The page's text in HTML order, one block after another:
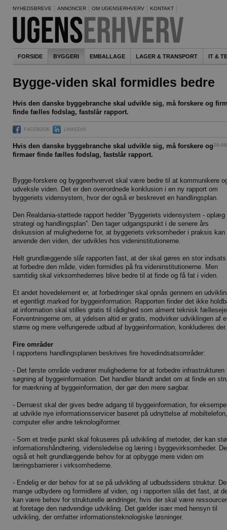
NYHEDSBREVE ANNONCER OM UGENSERHVERV KONTAKT
FORSIDE BYGGERI EMBALLAGE LAGER & TRANSPORT IT &
Bygge-viden skal formidles bedre
Hvis den danske byggebranche skal udvikle sig, må forskere og
finde fælles fodslag, fastslår rapport.
FACEBOOK LINKEDIN
26-
Hvis den danske byggebranche skal udvikle sig, må forskere og
firmaer finde fælles fodslag, fastslår rapport.
Bygge-forskere og byggeerhvervet skal være bedre til at kommunikere
udveksle viden. Det er den overordnede konklusion i en ny rapport om
byggeriets vidensystem, hvor der også er beskrevet en handlingsplan.
Den Realdania-støttede rapport hedder ”Byggeriets vidensystem - oplæg
strategi og handlingsplan”. Den tager udgangspunkt i de senere års
diskussion af mulighederne for, at byggeriets virksomheder i praksis kan
anvende den viden, der udvikles hos videninstitutionerne.
Helt grundlæggende slår rapporten fast, at der skal gøres en stor
at forbedre den måde, viden formidles på fra videninstitutionerne. Men
samtidig skal virksomhedernes blive bedre til at finde og få fat i viden.
Et andet hovedelement er, at forbedringer skal opnås gennem en
et egentligt marked for byggeinformation. Rapporten finder det ikke
at information skal stilles gratis til rådighed som alment teknisk
Forventningerne om, at ydelsen altid er gratis, modvirker udviklingen af
større og mere velfungerede udbud af byggeinformation, konkluderes der.
Fire områder
I rapportens handlingsplanen beskrives fire hovedindsatsområder:
- Det første område vedrører mulighederne for at forbedre infrastrukturen
søgning af byggeinformation. Det handler blandt andet om at finde en
for mærkning af byggeinformation, der gør den mere søgbar.
- Dernæst skal der gives bedre adgang til byggeinformation, for
at udvikle nye informationsservicer baseret på udnyttelse af mobiltelefon,
computer eller andre teknologiformer.
- Som et tredje punkt skal fokuseres på udvikling af metoder, der kan
informationshåndtering, vidensledelse og læring i byggevirksomheder.
også et helt grundlæggende behov for at opbygge mere viden om
læringsbarrierer i virksomhederne.
- Endelig er der behov for at se på udvikling af udbudssidens struktur.
mange udbydere og formidlere af viden, og i rapporten slås det fast, at
kan være behov for strukturelle ændringer, hvis der skal være
at foretage den nødvendige udvikling. Det gælder især med hensyn til
udvikling, der omfatter informationsteknologiske løsninger.